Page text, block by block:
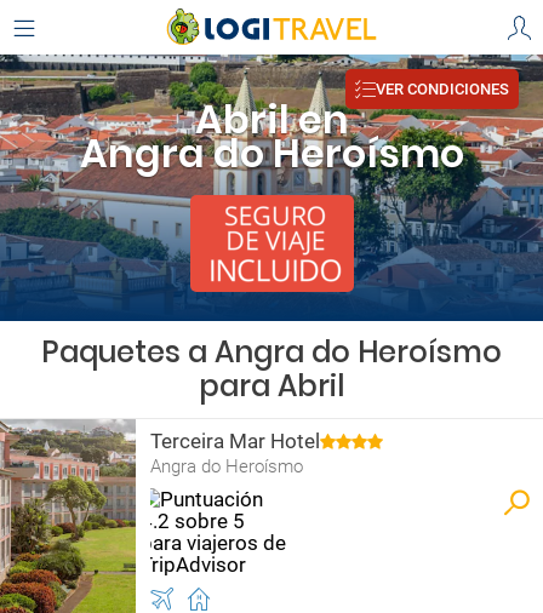
Abril en
Angra do Heroísmo
VER CONDICIONES
Paquetes a Angra do Heroísmo
para Abril
Terceira Mar Hotel
Angra do Heroísmo